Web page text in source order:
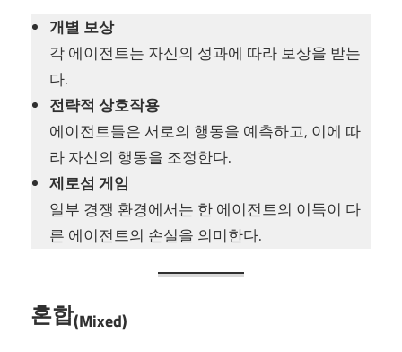
개별 보상
각 에이전트는 자신의 성과에 따라 보상을 받는
다.
전략적 상호작용
에이전트들은 서로의 행동을 예측하고, 이에 따
라 자신의 행동을 조정한다.
제로섬 게임
일부 경쟁 환경에서는 한 에이전트의 이득이 다
른 에이전트의 손실을 의미한다.
혼합(Mixed)